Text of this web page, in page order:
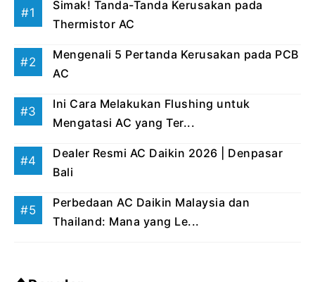
Simak! Tanda-Tanda Kerusakan pada
Thermistor AC
Mengenali 5 Pertanda Kerusakan pada PCB
AC
Ini Cara Melakukan Flushing untuk
Mengatasi AC yang Ter...
Dealer Resmi AC Daikin 2026 | Denpasar
Bali
Perbedaan AC Daikin Malaysia dan
Thailand: Mana yang Le...